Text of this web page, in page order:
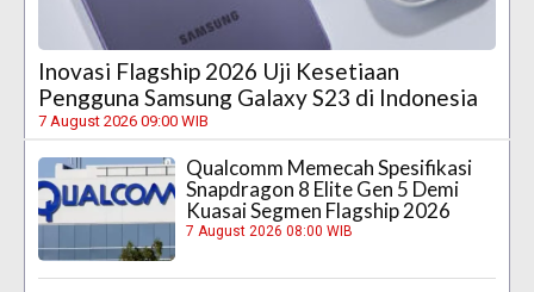
Inovasi Flagship 2026 Uji Kesetiaan
Pengguna Samsung Galaxy S23 di Indonesia
7 August 2026 09:00 WIB
Qualcomm Memecah Spesifikasi
Snapdragon 8 Elite Gen 5 Demi
Kuasai Segmen Flagship 2026
7 August 2026 08:00 WIB